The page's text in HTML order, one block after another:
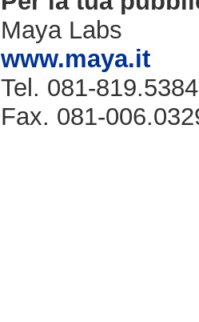
Maya Labs
www.maya.it
Tel. 081-819.5384
Fax. 081-